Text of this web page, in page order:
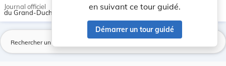
en suivant ce tour guidé.
Démarrer un tour guidé
Journal officiel
du Grand-Duché de Luxembourg